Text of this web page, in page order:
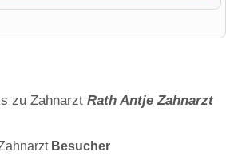
nicht veröffentlicht)
zu Zahnarzt Rath Antje Zahnarzt
Besucher